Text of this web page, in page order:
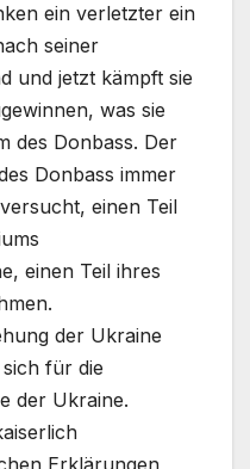
ein verletzter ein
seiner
und jetzt kämpft sie
was sie
des Donbass. Der
Donbass immer
einen Teil
einen Teil ihres
der Ukraine
für die
der Ukraine.